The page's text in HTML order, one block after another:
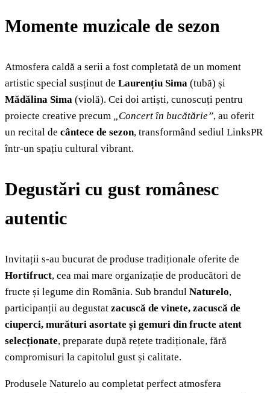
Momente muzicale de sezon
Atmosfera caldă a serii a fost completată de un moment
artistic special susținut de Laurențiu Sima (tubă) și
Mădălina Sima (violă). Cei doi artiști, cunoscuți pentru
proiecte creative precum
„Concert în bucătărie”, au oferit
un recital de cântece de sezon, transformând sediul LinksPR
într-un spațiu cultural vibrant.
Degustări cu gust românesc
autentic
Invitații s-au bucurat de produse tradiționale oferite de
Hortifruct, cea mai mare organizație de producători de
fructe și legume din România. Sub brandul Naturelo,
participanții au degustat zacuscă de vinete, zacuscă de
ciuperci, murături asortate și gemuri din fructe atent
selecționate, preparate după rețete tradiționale, fără
compromisuri la capitolul gust și calitate.
Produsele Naturelo au completat perfect atmosfera